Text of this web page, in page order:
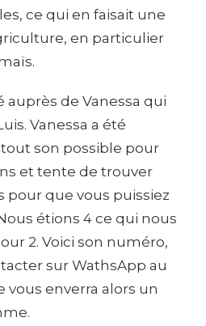
ce qui en faisait une
en particulier
auprès de Vanessa qui
Vanessa a été
son possible pour
et tente de trouver
pour que vous puissiez
étions 4 ce qui nous
2. Voici son numéro,
sur WathsApp au
vous enverra alors un